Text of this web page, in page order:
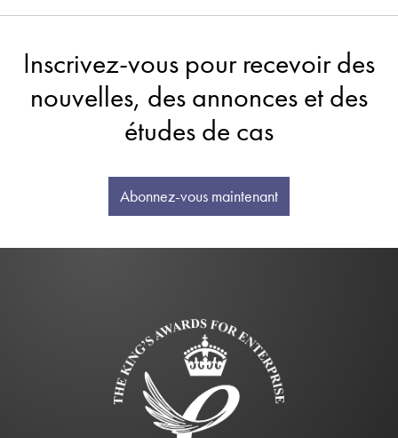
Inscrivez-vous pour recevoir des
nouvelles, des annonces et des
études de cas
Abonnez-vous maintenant